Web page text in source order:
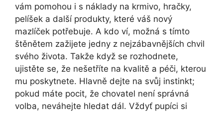
vám pomohou i s náklady na krmivo, hračky,
pelíšek a další produkty, které váš nový
mazlíček potřebuje. A kdo ví, možná s tímto
štěnětem zažijete jedny z nejzábavnějších chvil
svého života. Takže když se rozhodnete,
ujistěte se, že nešetříte na kvalitě a péči, kterou
mu poskytnete. Hlavně dejte na svůj instinkt;
pokud máte pocit, že chovatel není správná
volba, neváhejte hledat dál. Vždyť pupíci si